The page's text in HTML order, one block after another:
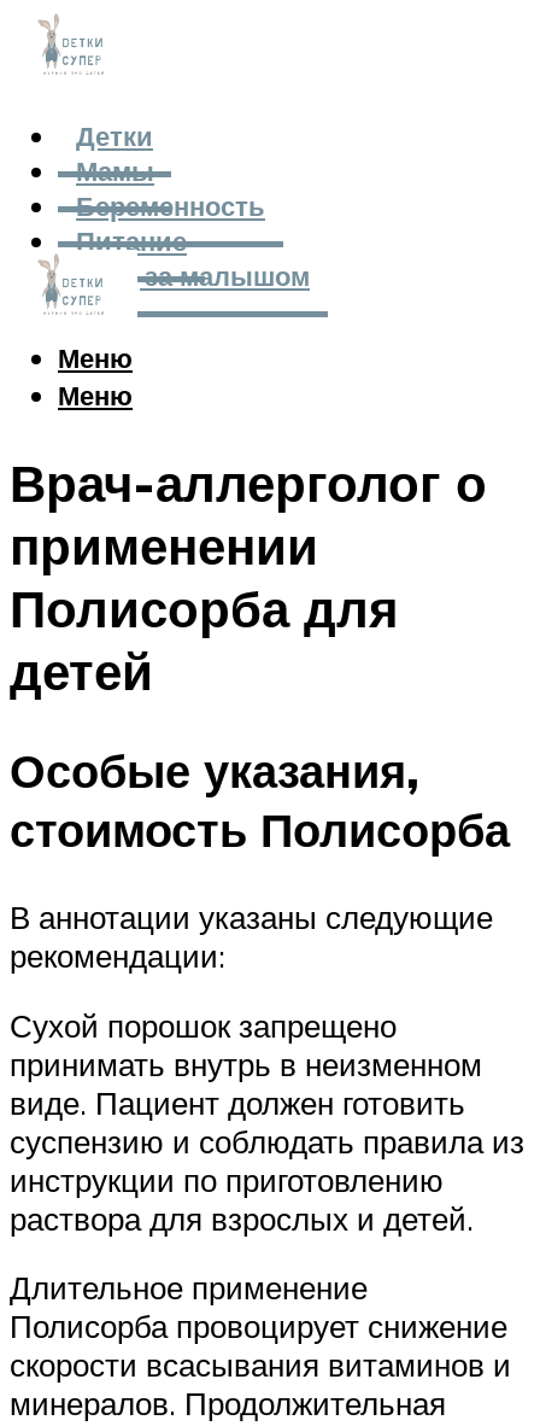
Детки
Мамы
Беременность
Питание
Уход за малышом
Меню
Меню
Врач-аллерголог о
применении
Полисорба для
детей
Особые указания,
стоимость Полисорба
В аннотации указаны следующие
рекомендации:
Сухой порошок запрещено
принимать внутрь в неизменном
виде. Пациент должен готовить
суспензию и соблюдать правила из
инструкции по приготовлению
раствора для взрослых и детей.
Длительное применение
Полисорба провоцирует снижение
скорости всасывания витаминов и
минералов. Продолжительная